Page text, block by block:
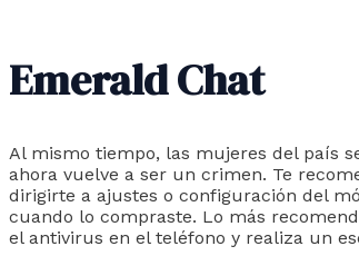
Emerald Chat
Al mismo tiempo, las mujeres del país
ahora vuelve a ser un crimen. Te
dirigirte a ajustes o configuración del
cuando lo compraste. Lo más
el antivirus en el teléfono y realiza un